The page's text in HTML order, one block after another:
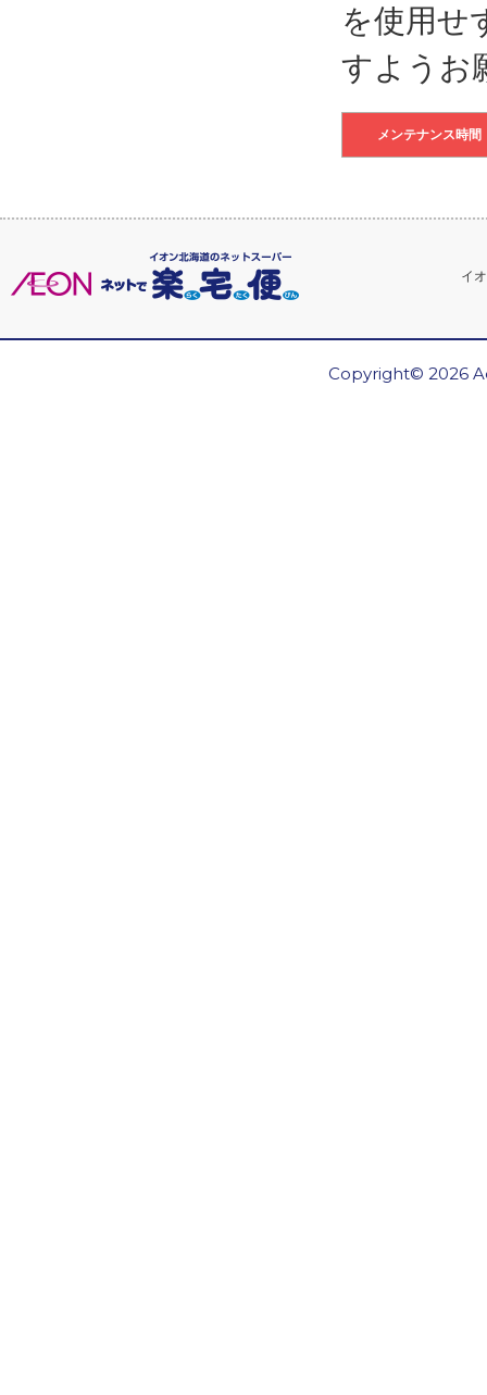
を使用せ
すようお
メンテナンス時間
イ
Copyright© 2026